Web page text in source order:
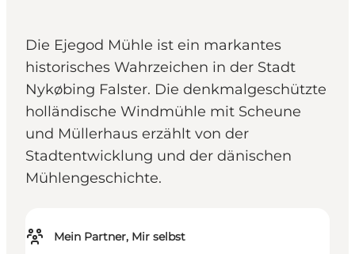
Die Ejegod Mühle ist ein markantes
historisches Wahrzeichen in der Stadt
Nykøbing Falster. Die denkmalgeschützte
holländische Windmühle mit Scheune
und Müllerhaus erzählt von der
Stadtentwicklung und der dänischen
Mühlengeschichte.
Mein Partner, Mir selbst